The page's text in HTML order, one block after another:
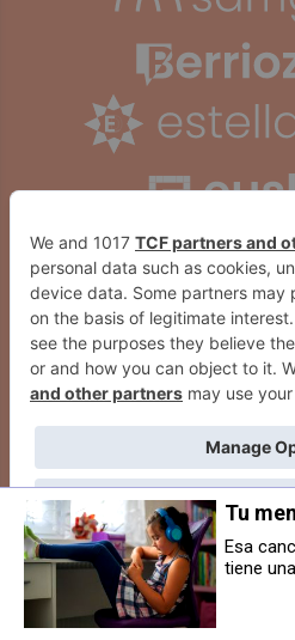
Las familias de Mendialdea I
ganan la batalla judicial contra
Educación por su
"empecinamiento" con la jornada
partida
El
Tu
Esa
tiene